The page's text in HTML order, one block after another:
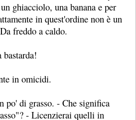
ghiacciolo, una banana e per
in quest'ordine non è un
freddo a caldo.
in omicidi.
po' di grasso. - Che significa
- Licenzierai quelli in